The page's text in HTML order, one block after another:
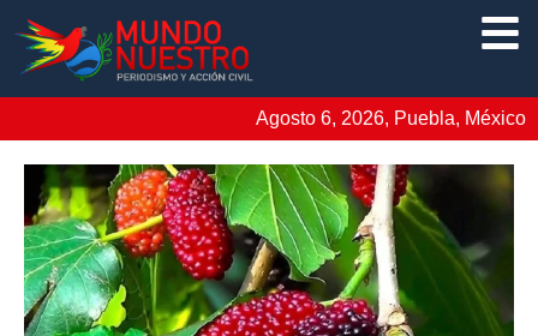
Agosto 6, 2026, Puebla, México